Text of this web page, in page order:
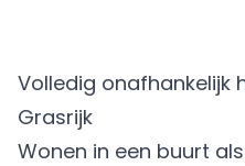
Volledig onafhankelijk
Grasrijk
Wonen in een buurt